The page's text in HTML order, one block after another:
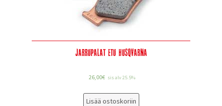
Jarrupalat etu Husqvarna
26,00€ sis alv 25.5%
Lisää ostoskoriin